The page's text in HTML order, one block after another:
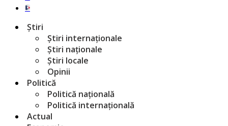
Știri
Știri internaționale
Știri naționale
Știri locale
Opinii
Politică
Politică națională
Politică internațională
Actual